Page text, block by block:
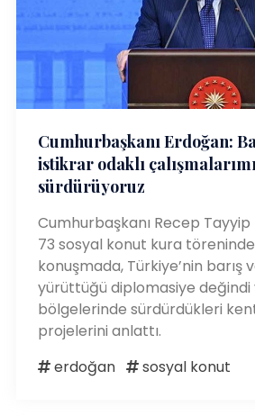
Cumhurbaşkanı Erdoğan:
istikrar odaklı
sürdürüyoruz
Cumhurbaşkanı Recep Tayyip
73 sosyal konut kura töreninde
konuşmada, Türkiye’nin barış
yürüttüğü diplomasiye
bölgelerinde sürdürdükleri
projelerini anlattı.
erdoğan
sosyal konut